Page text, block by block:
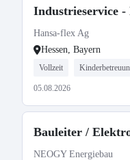
Industrieservice
Hansa-flex Ag
Hessen, Bayern
Vollzeit
05.08.2026
Bauleiter /
NEOGY Energiebau